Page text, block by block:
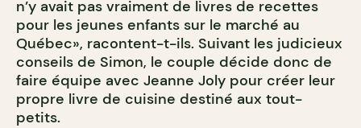
n’y avait pas vraiment de livres de recettes
pour les jeunes enfants sur le marché au
Québec», racontent-t-ils. Suivant les judicieux
conseils de Simon, le couple décide donc de
faire équipe avec Jeanne Joly pour créer leur
propre livre de cuisine destiné aux tout-
petits.